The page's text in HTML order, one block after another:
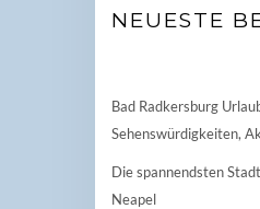
NEUESTE
Bad Radkersburg
Sehenswürdigkeiten,
Die spannendsten
Neapel